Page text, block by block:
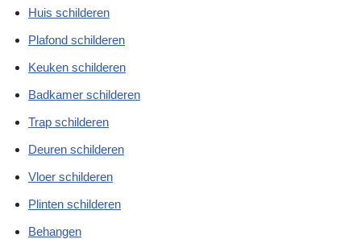
Huis schilderen
Plafond schilderen
Keuken schilderen
Badkamer schilderen
Trap schilderen
Deuren schilderen
Vloer schilderen
Plinten schilderen
Behangen